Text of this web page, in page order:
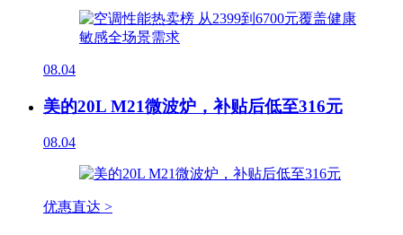
08.04
美的20L M21微波炉，补贴后低至316元
08.04
优惠直达 >